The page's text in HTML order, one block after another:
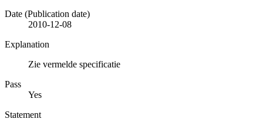
Date (Publication date)
2010-12-08
Explanation
Zie vermelde specificatie
Pass
Yes
Statement